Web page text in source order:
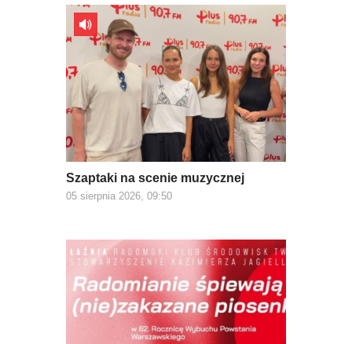
Szaptaki na scenie muzycznej
05 sierpnia 2026, 09:50